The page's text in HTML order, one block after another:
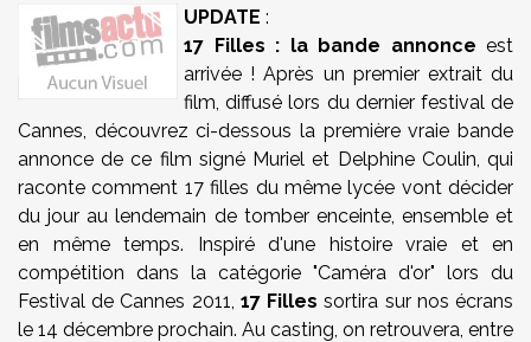
UPDATE :
17 Filles : la bande annonce est
arrivée ! Après un premier extrait du
film, diffusé lors du dernier festival de
Cannes, découvrez ci-dessous la première vraie bande
annonce de ce film signé Muriel et Delphine Coulin, qui
raconte comment 17 filles du même lycée vont décider
du jour au lendemain de tomber enceinte, ensemble et
en même temps. Inspiré d'une histoire vraie et en
compétition dans la catégorie "Caméra d'or" lors du
Festival de Cannes 2011, 17 Filles sortira sur nos écrans
le 14 décembre prochain. Au casting, on retrouvera, entre